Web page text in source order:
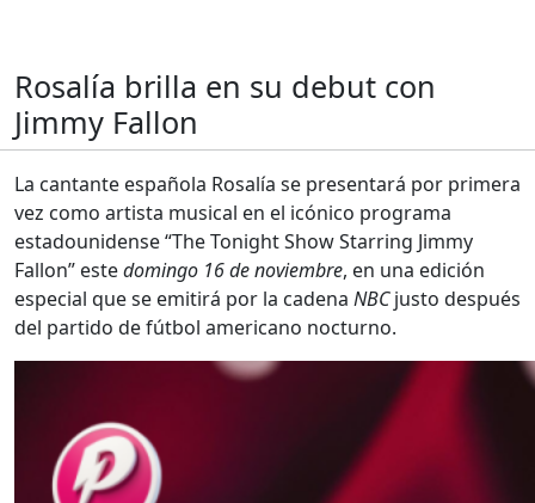
Rosalía brilla en su debut con
Jimmy Fallon
La cantante española Rosalía se presentará por primera
vez como artista musical en el icónico programa
estadounidense “The Tonight Show Starring Jimmy
Fallon” estedomingo 16 de noviembre, en una edición
especial que se emitirá por la cadena NBCjusto después
del partido de fútbol americano nocturno.